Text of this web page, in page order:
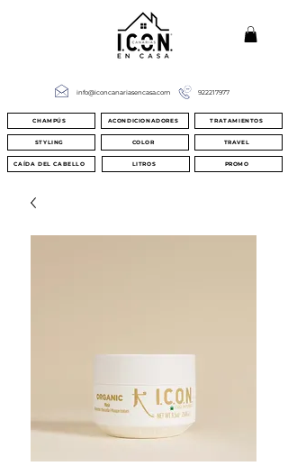
info@iconcanariasencasa.com 922217977
CHAMPÚS ACONDICIONADORES TRATAMIENTOS
STYLING COLOR TRAVEL
CAÍDA DEL CABELLO LITROS PROMO